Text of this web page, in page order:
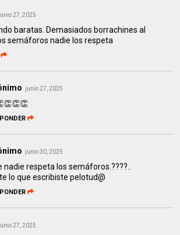
27, 2025
baratas. Demasiados borrachines al
semáforos nadie los respeta
junio 27, 2025
junio 30, 2025
nadie respeta los semáforos.????..
lo que escribiste pelotud@
27, 2025